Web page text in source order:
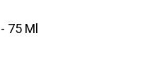
75 Ml